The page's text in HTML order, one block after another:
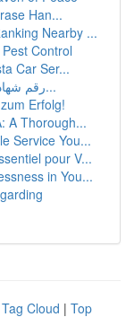
Han...
Nearby ...
Control
Car Ser...
رقم شهادة تركيب أجهزة الوقاية والحماية من ا...
Erfolg!
A Thorough...
Service You...
pour V...
in You...
Tag Cloud | Top